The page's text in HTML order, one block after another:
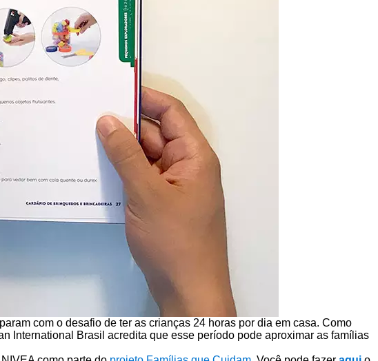
com o desafio de ter as crianças 24 horas por dia em casa. Como
International Brasil acredita que esse período pode aproximar as famílias